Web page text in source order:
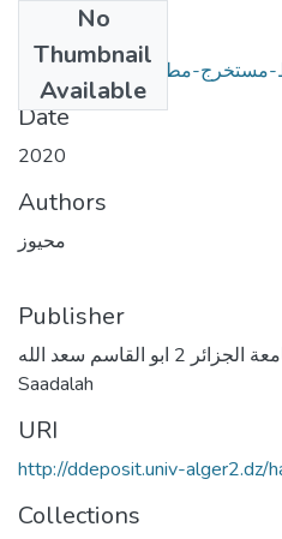
No
Thumbnail
Available
Date
2020
Authors
محيوز
Publisher
جامعة الجزائر 2 ابو القاسم سعد الله Univercité Abou Kacem
Saadalah
URI
http://ddeposit.univ-
Collections